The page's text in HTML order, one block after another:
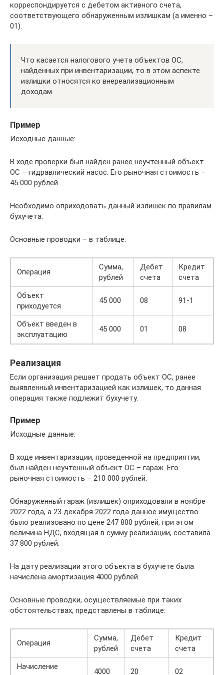
корреспондируется с дебетом активного счета,
соответствующего обнаруженным излишкам (а именно –
01).
Что касается налогового учета объектов ОС,
найденных при инвентаризации, то в этом аспекте
излишки относятся ко внереализационным
доходам.
Пример
Исходные данные:
В ходе проверки был найден ранее неучтенный объект
ОС – гидравлический насос. Его рыночная стоимость –
45 000 рублей.
Необходимо оприходовать данный излишек по правилам
бухучета.
Основные проводки – в таблице:
Операция
Сумма,
рублей
Дебет
счета
Кредит
счета
Объект
приходуется
45 000 08 91-1
Объект введен в
эксплуатацию
45 000 01 08
Реализация
Если организация решает продать объект ОС, ранее
выявленный инвентаризацией как излишек, то данная
операция также подлежит бухучету.
Пример
Исходные данные:
В ходе инвентаризации, проведенной на предприятии,
был найден неучтенный объект ОС – гараж. Его
рыночная стоимость – 210 000 рублей.
Обнаруженный гараж (излишек) оприходовали в ноябре
2022 года, а 23 декабря 2022 года данное имущество
было реализовано по цене 247 800 рублей, при этом
величина НДС, входящая в сумму реализации, составила
37 800 рублей.
На дату реализации этого объекта в бухучете была
начислена амортизация 4000 рублей.
Основные проводки, осуществляемые при таких
обстоятельствах, представлены в таблице:
Операция
Сумма,
рублей
Дебет
счета
Кредит
счета
Начисление
4000 20 02